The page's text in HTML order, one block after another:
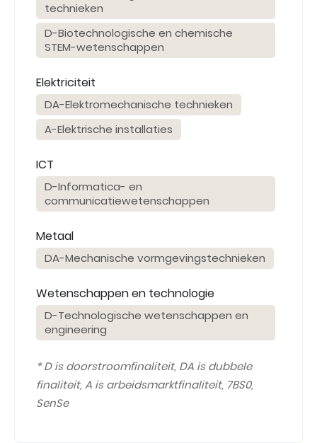
technieken
D-Biotechnologische en chemische
STEM-wetenschappen
Elektriciteit
DA-Elektromechanische technieken
A-Elektrische installaties
ICT
D-Informatica- en
communicatiewetenschappen
Metaal
DA-Mechanische vormgevingstechnieken
Wetenschappen en technologie
D-Technologische wetenschappen en
engineering
* D is doorstroomfinaliteit, DA is dubbele
finaliteit, A is arbeidsmarktfinaliteit, 7BS0,
SenSe